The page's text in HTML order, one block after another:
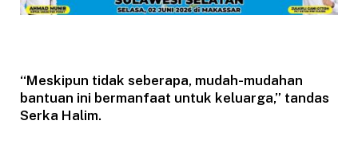
“Meskipun tidak seberapa, mudah-mudahan
bantuan ini bermanfaat untuk keluarga,” tandas
Serka Halim.